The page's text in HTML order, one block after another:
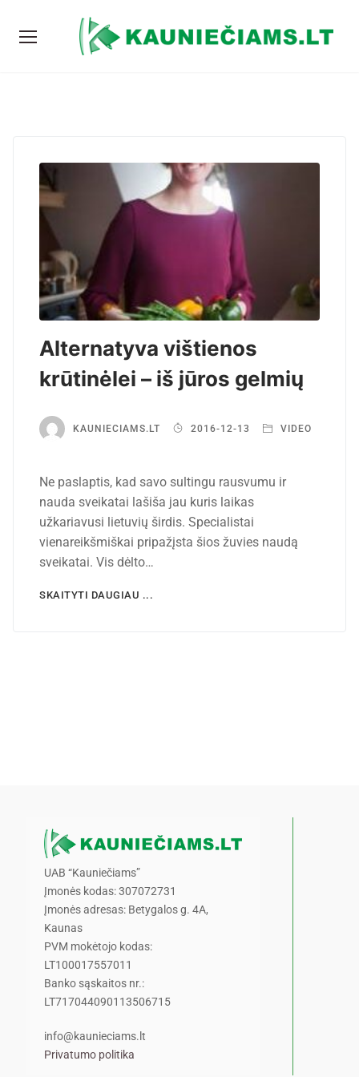
Alternatyva vištienos
krūtinėlei – iš jūros gelmių
KAUNIECIAMS.LT 2016-12-13 VIDEO
Ne paslaptis, kad savo sultingu rausvumu ir
nauda sveikatai lašiša jau kuris laikas
užkariavusi lietuvių širdis. Specialistai
vienareikšmiškai pripažįsta šios žuvies naudą
sveikatai. Vis dėlto…
SKAITYTI DAUGIAU ...
UAB “Kauniečiams”
Įmonės kodas: 307072731
Įmonės adresas: Betygalos g. 4A,
Kaunas
PVM mokėtojo kodas:
LT100017557011
Banko sąskaitos nr.:
LT717044090113506715
info@kaunieciams.lt
Privatumo politika